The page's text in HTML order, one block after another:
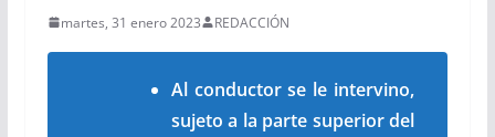
martes, 31 enero 2023 REDACCIÓN
Al conductor se le intervino,
sujeto a la parte superior del